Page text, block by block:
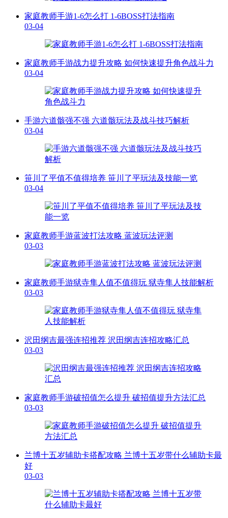
家庭教师手游1-6怎么打 1-6BOSS打法指南
03-04
家庭教师手游战力提升攻略 如何快速提升角色战斗力
03-04
手游六道骸强不强 六道骸玩法及战斗技巧解析
03-04
笹川了平值不值得培养 笹川了平玩法及技能一览
03-04
家庭教师手游蓝波打法攻略 蓝波玩法评测
03-03
家庭教师手游狱寺隼人值不值得玩 狱寺隼人技能解析
03-03
沢田纲吉最强连招推荐 沢田纲吉连招攻略汇总
03-03
家庭教师手游破招值怎么提升 破招值提升方法汇总
03-03
兰博十五岁辅助卡搭配攻略 兰博十五岁带什么辅助卡最
好
03-03